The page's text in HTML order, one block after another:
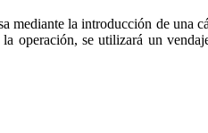
la introducción de una
operación, se utilizará un